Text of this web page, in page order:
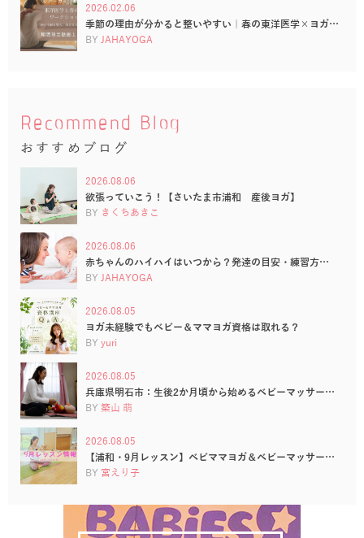
2026.02.06
季節の理由が分かると整いやすい｜春の東洋医学×ヨガ…
BY JAHAYOGA
Recommend Blog
おすすめブログ
2026.08.06
欲張っていこう！【さいたま市浦和 産後ヨガ】
BY きくちあきこ
2026.08.06
赤ちゃんのハイハイはいつから？発達の目安・練習方…
BY JAHAYOGA
2026.08.05
ヨガ未経験でもベビー＆ママヨガ資格は取れる？
BY yuri
2026.08.05
兵庫県明石市：生後2か月頃から始めるベビーマッサー…
BY 築山 萌
2026.08.05
【浦和・9月レッスン】ベビママヨガ＆ベビーマッサー…
BY 宮えり子